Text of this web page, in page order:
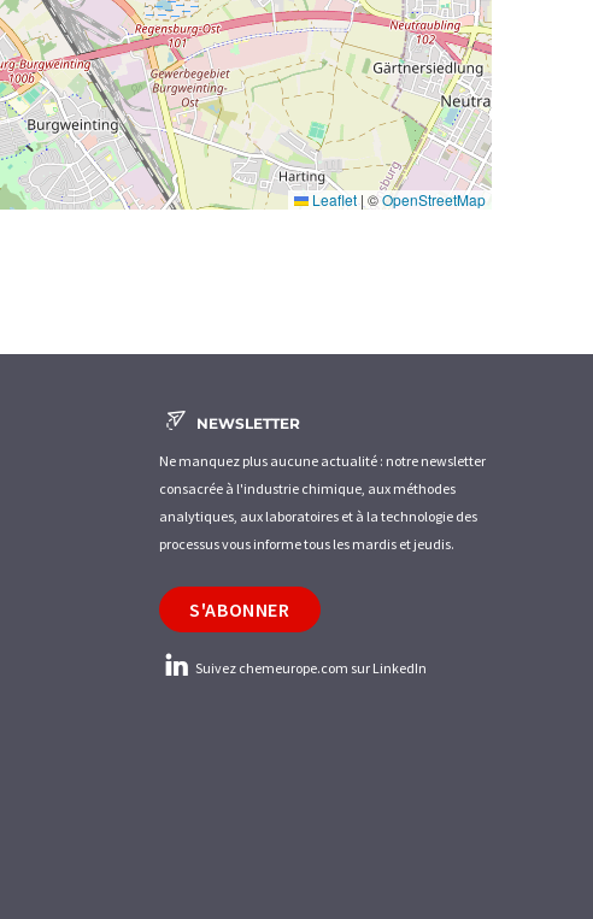
Leaflet | ©OpenStreetMap
NEWSLETTER
Ne manquez plus aucune actualité : notre newsletter
consacrée à l'industrie chimique, aux méthodes
analytiques, aux laboratoires et à la technologie des
processus vous informe tous les mardis et jeudis.
S'ABONNER
Suivez chemeurope.com sur LinkedIn